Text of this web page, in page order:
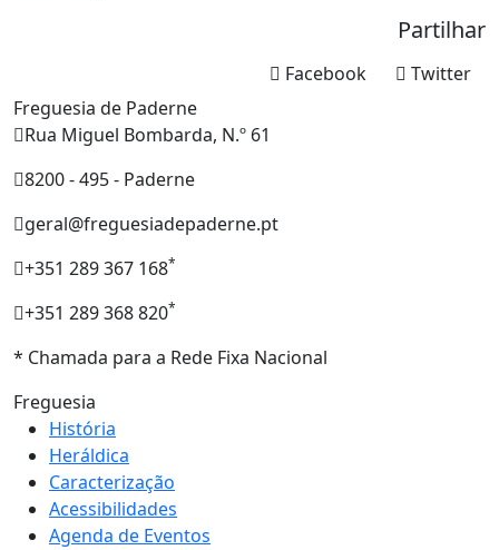
Partilhar
Twitter
Facebook
Freguesia de Paderne
Rua Miguel Bombarda, N.º 61
8200 - 495 - Paderne
geral@freguesiadepaderne.pt
+351 289 367 168*
+351 289 368 820*
* Chamada para a Rede Fixa Nacional
Freguesia
História
Heráldica
Caracterização
Acessibilidades
Agenda de Eventos